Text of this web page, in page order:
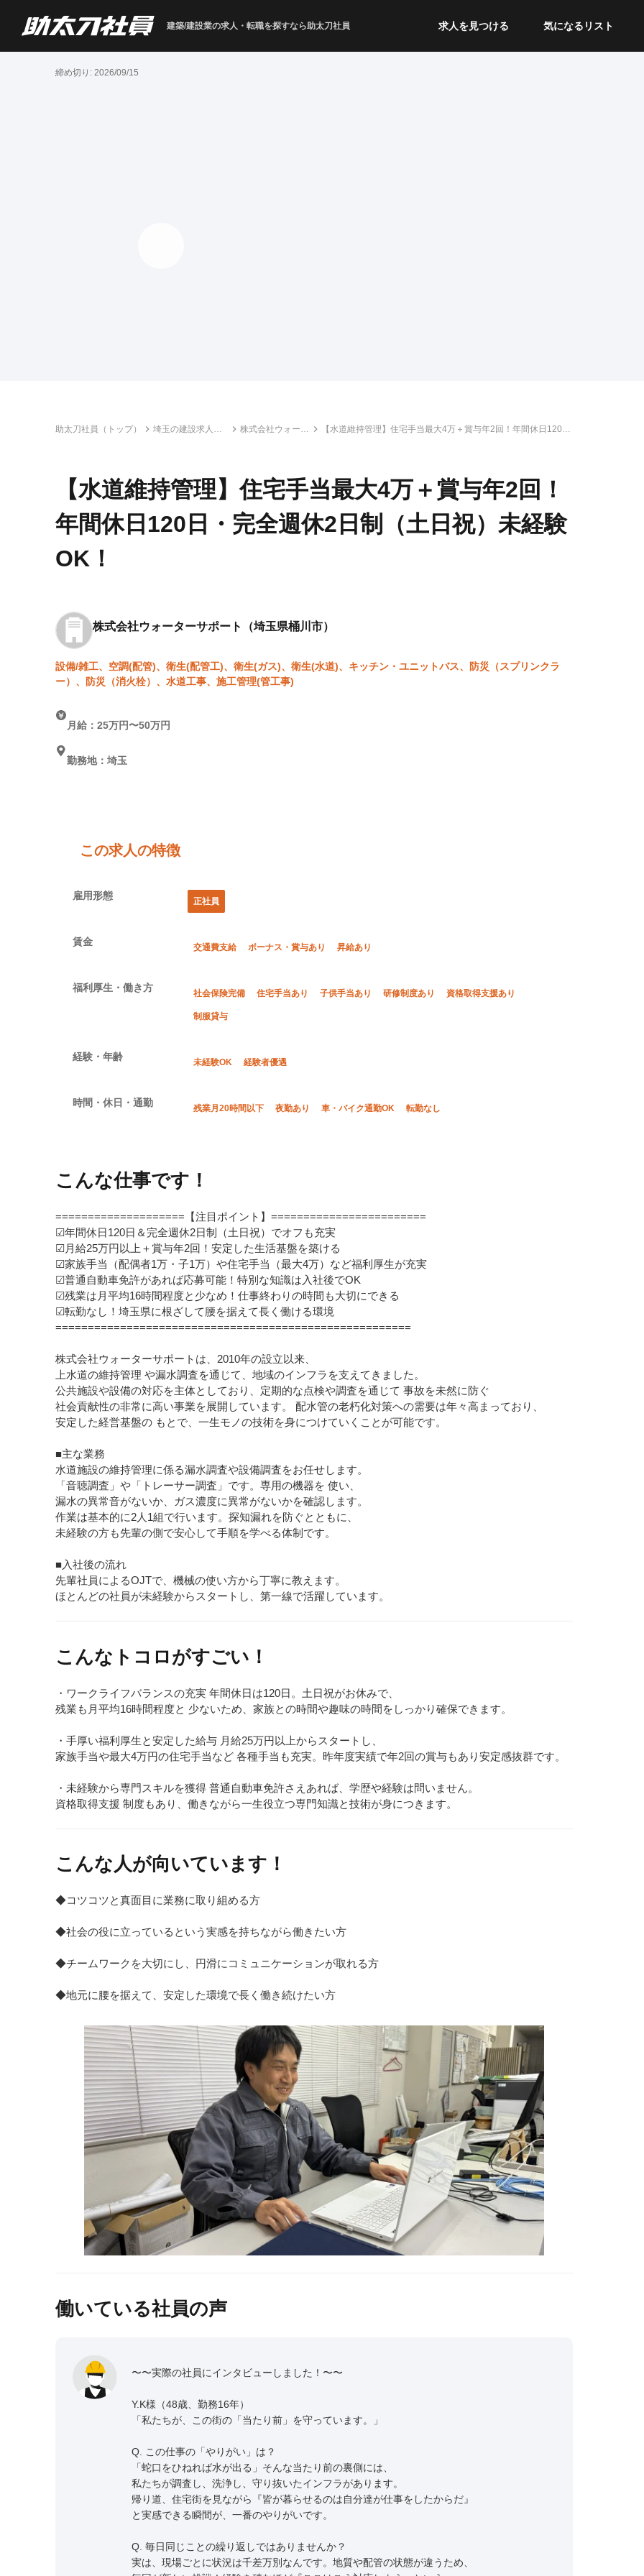
建築/建設業の求人・転職を探すなら助太刀社員 求人を見つける 気になるリスト
締め切り: 2026/09/15
助太刀社員（トップ）
埼玉の建設求人・
株式会社ウォータ
【水道維持管理】住宅手当最大4万＋賞与年2回！年間休日120
【水道維持管理】住宅手当最大4万＋賞与年2回！
年間休日120日・完全週休2日制（土日祝）未経験
OK！
株式会社ウォーターサポート （埼玉県桶川市）
設備/雑工、空調(配管)、衛生(配管工)、衛生(ガス)、衛生(水道)、キッチン・ユニットバス、防災（スプリンクラ
ー）、防災（消火栓）、水道工事、施工管理(管工事)
月給：25万円〜50万円
勤務地：埼玉
この求人の特徴
雇用形態 正社員
賃金 交通費支給 ボーナス・賞与あり 昇給あり
福利厚生・働き方 社会保険完備 住宅手当あり 子供手当あり 研修制度あり 資格取得支援あり
制服貸与
経験・年齢 未経験OK 経験者優遇
時間・休日・通勤 残業月20時間以下 夜勤あり 車・バイク通勤OK 転勤なし
こんな仕事です！
====================【注目ポイント】========================
☑年間休日120日＆完全週休2日制（土日祝）でオフも充実
☑月給25万円以上＋賞与年2回！安定した生活基盤を築ける
☑家族手当（配偶者1万・子1万）や住宅手当（最大4万）など福利厚生が充実
☑普通自動車免許があれば応募可能！特別な知識は入社後でOK
☑残業は月平均16時間程度と少なめ！仕事終わりの時間も大切にできる
☑転勤なし！埼玉県に根ざして腰を据えて長く働ける環境
=======================================================
株式会社ウォーターサポートは、2010年の設立以来、
上水道の維持管理 や漏水調査を通じて、地域のインフラを支えてきました。
公共施設や設備の対応を主体としており、定期的な点検や調査を通じて 事故を未然に防ぐ
社会貢献性の非常に高い事業を展開しています。 配水管の老朽化対策への需要は年々高まっており、
安定した経営基盤の もとで、一生モノの技術を身につけていくことが可能です。
■主な業務
水道施設の維持管理に係る漏水調査や設備調査をお任せします。
「音聴調査」や「トレーサー調査」です。専用の機器を 使い、
漏水の異常音がないか、ガス濃度に異常がないかを確認します。
作業は基本的に2人1組で行います。探知漏れを防ぐとともに、
未経験の方も先輩の側で安心して手順を学べる体制です。
■入社後の流れ
先輩社員によるOJTで、機械の使い方から丁寧に教えます。
ほとんどの社員が未経験からスタートし、第一線で活躍しています。
こんなトコロがすごい！
・ワークライフバランスの充実 年間休日は120日。土日祝がお休みで、
残業も月平均16時間程度と 少ないため、家族との時間や趣味の時間をしっかり確保できます。
・手厚い福利厚生と安定した給与 月給25万円以上からスタートし、
家族手当や最大4万円の住宅手当など 各種手当も充実。昨年度実績で年2回の賞与もあり安定感抜群です。
・未経験から専門スキルを獲得 普通自動車免許さえあれば、学歴や経験は問いません。
資格取得支援 制度もあり、働きながら一生役立つ専門知識と技術が身につきます。
こんな人が向いています！
◆コツコツと真面目に業務に取り組める方
◆社会の役に立っているという実感を持ちながら働きたい方
◆チームワークを大切にし、円滑にコミュニケーションが取れる方
◆地元に腰を据えて、安定した環境で長く働き続けたい方
働いている社員の声
〜〜実際の社員にインタビューしました！〜〜
Y.K様（48歳、勤務16年）
「私たちが、この街の「当たり前」を守っています。」
Q. この仕事の「やりがい」は？
「蛇口をひねれば水が出る」そんな当たり前の裏側には、
私たちが調査し、洗浄し、守り抜いたインフラがあります。
帰り道、住宅街を見ながら『皆が暮らせるのは自分達が仕事をしたからだ』
と実感できる瞬間が、一番のやりがいです。
Q. 毎日同じことの繰り返しではありませんか？
実は、現場ごとに状況は千差万別なんです。地質や配管の状態が違うため、